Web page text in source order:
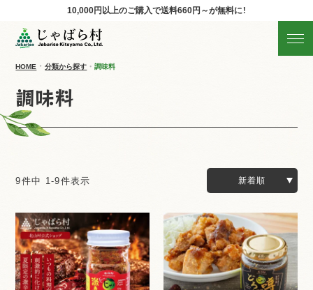
10,000円以上のご購入で送料660円～が無料に！
HOME 分類から探す 調味料
調味料
新着順
9件中 1 -9件表示
じゃばらの商品を探す
産地直送!旬の商品
商品の分類から探す
ギフト
すべての商品を見る